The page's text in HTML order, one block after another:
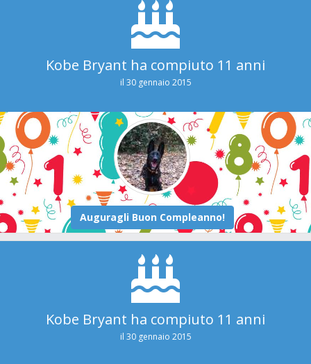
Kobe Bryant ha compiuto 11 anni
il 30 gennaio 2015
Kobe Bryant ha compiuto 11 anni
il 30 gennaio 2015